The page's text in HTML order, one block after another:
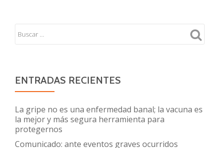
ENTRADAS RECIENTES
La gripe no es una enfermedad banal; la vacuna es
la mejor y más segura herramienta para
protegernos
Comunicado: ante eventos graves ocurridos